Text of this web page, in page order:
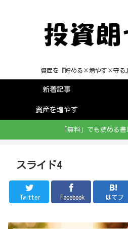
資産を『貯める×増やす×守る
新着記事
資産を増やす
「無料」でも読める書
スライド4
Twitter Facebook はてブ